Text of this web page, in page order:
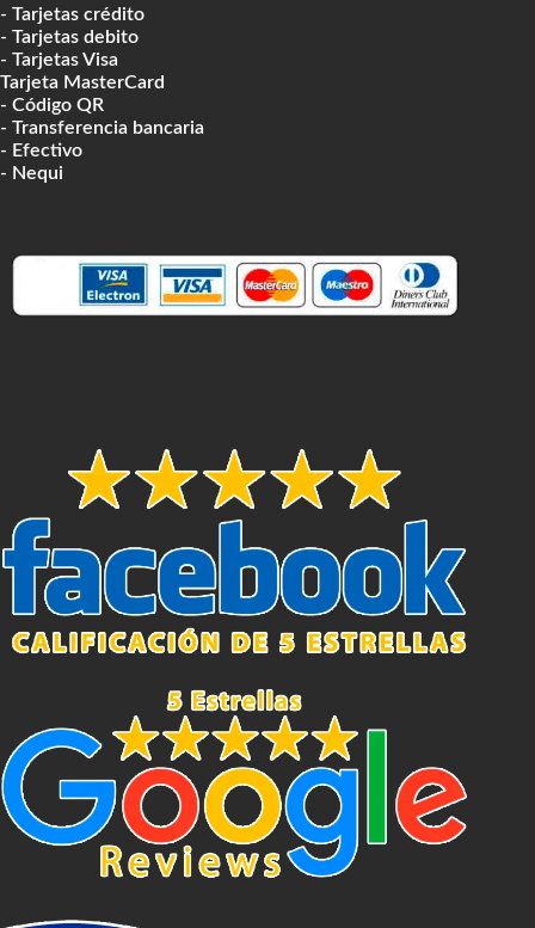
- Tarjetas crédito
- Tarjetas debito
- Tarjetas Visa
Tarjeta MasterCard
- Código QR
- Transferencia bancaria
- Efectivo
- Nequi